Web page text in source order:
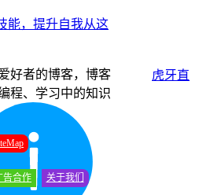
虎牙直
好者的博客，博客
程、学习中的知识
告合作 关于我们